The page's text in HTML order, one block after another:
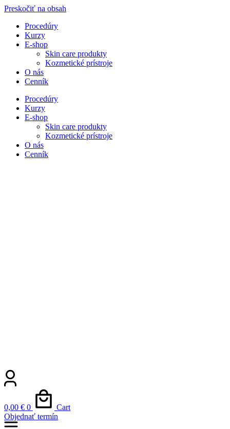
Preskočiť na obsah
Procedúry
Kurzy
E-shop
Skin care produkty
Kozmetické prístroje
O nás
Cenník
Procedúry
Kurzy
E-shop
Skin care produkty
Kozmetické prístroje
O nás
Cenník
0,00 € 0
Cart
Objednať termín